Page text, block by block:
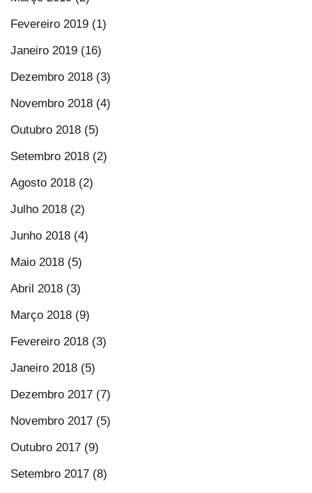
Fevereiro 2019 (1)
Janeiro 2019 (16)
Dezembro 2018 (3)
Novembro 2018 (4)
Outubro 2018 (5)
Setembro 2018 (2)
Agosto 2018 (2)
Julho 2018 (2)
Junho 2018 (4)
Maio 2018 (5)
Abril 2018 (3)
Março 2018 (9)
Fevereiro 2018 (3)
Janeiro 2018 (5)
Dezembro 2017 (7)
Novembro 2017 (5)
Outubro 2017 (9)
Setembro 2017 (8)